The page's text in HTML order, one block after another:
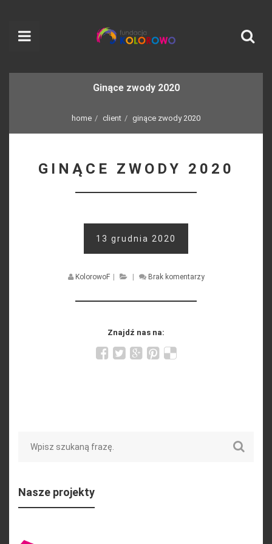
Ginące zwody 2020
home client ginące zwody 2020
GINĄCE ZWODY 2020
13 grudnia 2020
KolorowoF Brak komentarzy
Znajdź nas na:
Nasze projekty